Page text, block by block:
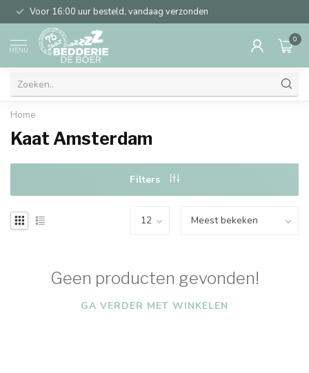
Voor 16:00 uur besteld, vandaag verzonden
MENU
0
Home
Kaat Amsterdam
Filters
Geen producten gevonden!
GA VERDER MET WINKELEN